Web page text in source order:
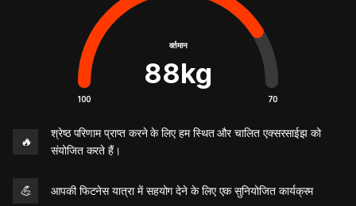
वर्तमान
88kg
100 70
🔥
श्रेष्ठ परिणाम प्राप्त करने के लिए हम स्थित और चालित एक्सरसाईझ को
संयोजित करते हैं।
💪 आपकी फिटनेस यात्रा में सहयोग देने के लिए एक सुनियोजित कार्यक्रम